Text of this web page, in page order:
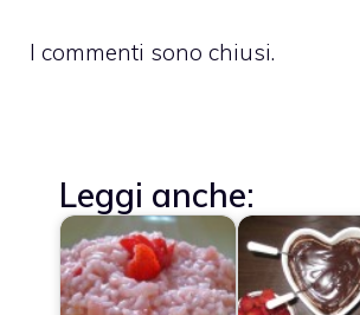
I commenti sono chiusi.
Leggi anche: